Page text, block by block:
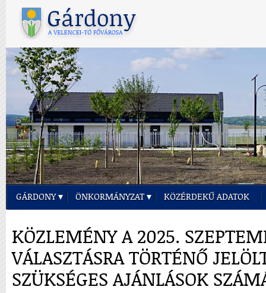
GÁRDONY ÖNKORMÁNYZAT KÖZÉRDEKŰ ADATOK
KÖZLEMÉNY A 2025.
VÁLASZTÁSRA TÖRTÉNŐ
SZÜKSÉGES AJÁNLÁSOK